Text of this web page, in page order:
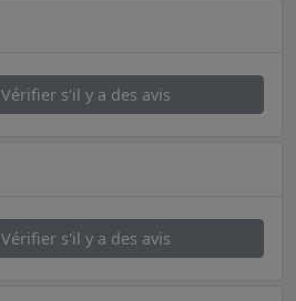
Vérifier s'il y a des avis
Vérifier s'il y a des avis